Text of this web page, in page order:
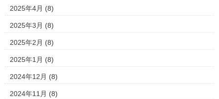
2025年4月 (8)
2025年3月 (8)
2025年2月 (8)
2025年1月 (8)
2024年12月 (8)
2024年11月 (8)